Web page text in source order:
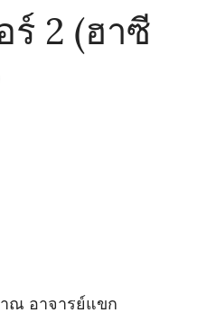
ร์ 2 (ฮาซี
ณ อาจารย์แขก